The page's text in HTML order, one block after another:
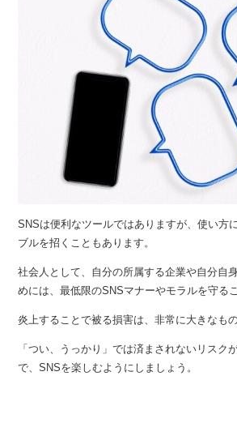
SNSは便利なツールではありますが、使い方
ブルを招くこともあります。
社会人として、自分の所属する企業や自分自
めには、最低限のSNSマナーやモラルを守る
炎上することで被る損害は、非常に大きなも
「つい、うっかり」では済まされないリスク
で、SNSを楽しむようにしましょう。